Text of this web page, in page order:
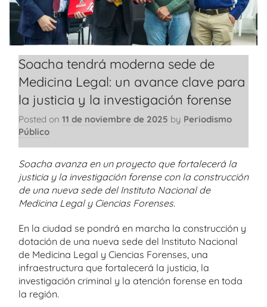
Soacha tendrá moderna sede de
Medicina Legal: un avance clave para
la justicia y la investigación forense
Posted on 11 de noviembre de 2025 by Periodismo
Público
Soacha avanza en un proyecto que fortalecerá la
justicia y la investigación forense con la construcción
de una nueva sede del Instituto Nacional de
Medicina Legal y Ciencias Forenses.
En la ciudad se pondrá en marcha la construcción y
dotación de una nueva sede del Instituto Nacional
de Medicina Legal y Ciencias Forenses, una
infraestructura que fortalecerá la justicia, la
investigación criminal y la atención forense en toda
la región.